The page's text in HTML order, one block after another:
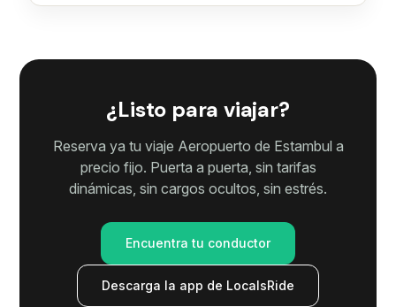
¿Listo para viajar?
Reserva ya tu viaje Aeropuerto de Estambul a
precio fijo. Puerta a puerta, sin tarifas
dinámicas, sin cargos ocultos, sin estrés.
Encuentra tu conductor
Descarga la app de LocalsRide